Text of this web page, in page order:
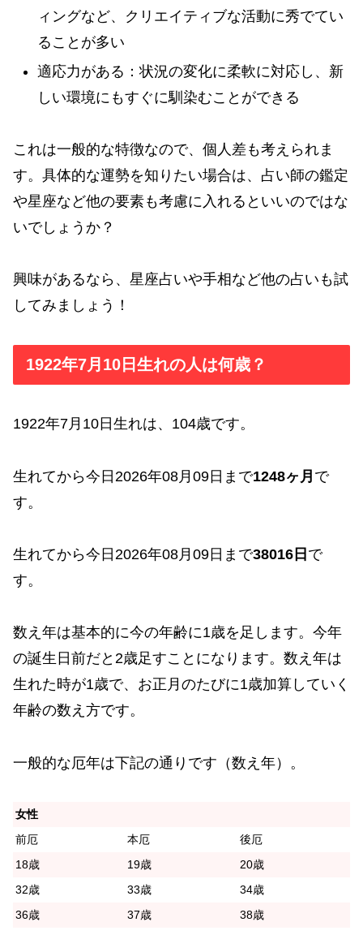
ィングなど、クリエイティブな活動に秀でてい
ることが多い
適応力がある：状況の変化に柔軟に対応し、新
しい環境にもすぐに馴染むことができる
これは一般的な特徴なので、個人差も考えられま
す。具体的な運勢を知りたい場合は、占い師の鑑定
や星座など他の要素も考慮に入れるといいのではな
いでしょうか？
興味があるなら、星座占いや手相など他の占いも試
してみましょう！
1922年7月10日生れの人は何歳？
1922年7月10日生れは、104歳です。
生れてから今日2026年08月09日まで1248ヶ月 で
す。
生れてから今日2026年08月09日まで38016日 で
す。
数え年は基本的に今の年齢に1歳を足します。今年
の誕生日前だと2歳足すことになります。数え年は
生れた時が1歳で、お正月のたびに1歳加算していく
年齢の数え方です。
一般的な厄年は下記の通りです（数え年）。
女性
前厄
本厄
後厄
18歳
19歳
20歳
32歳
33歳
34歳
36歳
37歳 38歳